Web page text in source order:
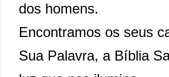
dos homens.
Encontramos os seus
Sua Palavra, a Bíblia